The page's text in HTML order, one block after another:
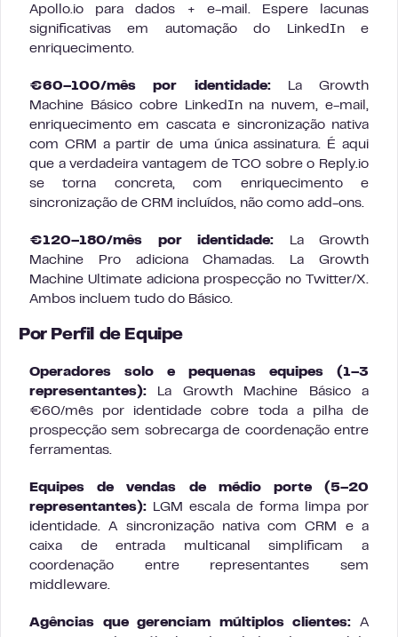
Apollo.io para dados + e-mail. Espere lacunas
significativas em automação do LinkedIn e
enriquecimento.
€60–100/mês por identidade:La Growth
Machine Básico cobre LinkedIn na nuvem, e-mail,
enriquecimento em cascata e sincronização nativa
com CRM a partir de uma única assinatura. É aqui
que a verdadeira vantagem de TCO sobre o Reply.io
se torna concreta, com enriquecimento e
sincronização de CRM incluídos, não como add-ons.
€120–180/mês por identidade: La Growth
Machine Pro adiciona Chamadas. La Growth
Machine Ultimate adiciona prospecção no Twitter/X.
Ambos incluem tudo do Básico.
Por Perfil de Equipe
Operadores solo e pequenas equipes (1–3
representantes): La Growth Machine Básico a
€60/mês por identidade cobre toda a pilha de
prospecção sem sobrecarga de coordenação entre
ferramentas.
Equipes de vendas de médio porte (5–20
representantes): LGM escala de forma limpa por
identidade. A sincronização nativa com CRM e a
caixa de entrada multicanal simplificam a
coordenação entre representantes sem
middleware.
Agências que gerenciam múltiplos clientes: A